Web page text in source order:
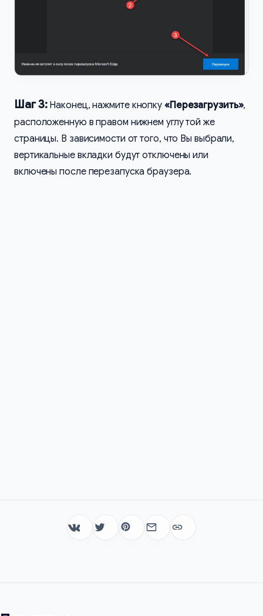
Шаг 3: Наконец, нажмите кнопку «Перезагрузить»,
расположенную в правом нижнем углу той же
страницы. В зависимости от того, что Вы выбрали,
вертикальные вкладки будут отключены или
включены после перезапуска браузера.